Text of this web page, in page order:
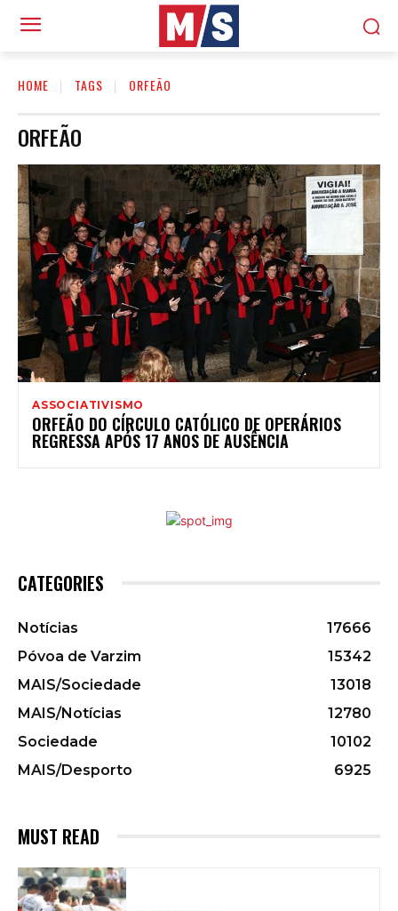
HOME TAGS ORFEÃO
ORFEÃO
ASSOCIATIVISMO
ORFEÃO DO CÍRCULO CATÓLICO DE OPERÁRIOS
REGRESSA APÓS 17 ANOS DE AUSÊNCIA
CATEGORIES
Notícias
17666
Póvoa de Varzim
15342
MAIS/Sociedade
13018
MAIS/Notícias
12780
Sociedade
10102
MAIS/Desporto
6925
MUST READ